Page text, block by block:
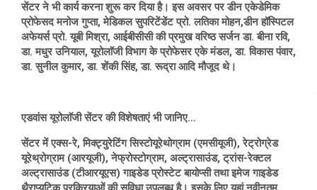
सेंटर ने भी कार्य करना शुरू कर दिया है। इस अवसर पर डीन एकेडेमिक
प्रोफेसद मनोज गुप्ता, मेडिकल सुपरिटेंडेंट प्रो. लतिका मोहन,डीन हॉस्पिटल
अफेयर्स प्रो. यूबी मिश्रा, आईबीसीसी की प्रमुख वरिष्ठ सर्जन डा. बीना रवि,
डा. मधुर उनियाल, यूरोलाॅजी विभाग के प्रोफेसर एके मंडल, डा. विकास पंवार,
डा. सुनील कुमार, डा. शेंकी सिंह, डा. रूद्रा आदि मौजूद थे।
एडवांस यूरोलाॅजी सेंटर की विशेषताएं भी जानिए…
सेंटर में एक्स-रे, मिक्ट्युरेटिंग सिस्टोयूरेथोग्राम (एमसीयूजी), रेट्रोग्रेड
यूरेथ्रोग्राम (आरयूजी), नेफ्रोस्टोग्राम, अल्ट्रासाउंड, ट्रांस-रेक्टल
अल्ट्रासाउंड (टीआरयूएस) गाइडेड प्रोस्टेट बायोप्सी तथा इमेज गाइडेड